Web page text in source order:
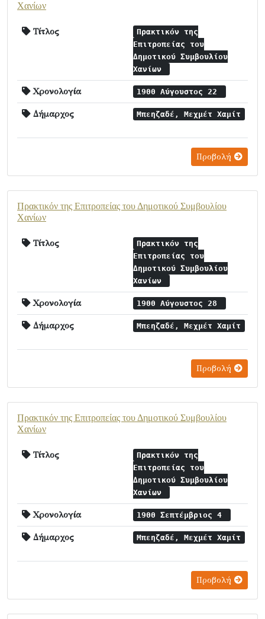
Χανίων
Τίτλος
Πρακτικόν της
Επιτροπείας του
Δημοτικού Συμβουλίου
Χανίων
Χρονολογία 1900 Αύγουστος 22
Δήμαρχος Μπεηζαδέ, Μεχμέτ Χαμίτ
Προβολή
Πρακτικόν της Επιτροπείας του Δημοτικού Συμβουλίου
Χανίων
Τίτλος
Πρακτικόν της
Επιτροπείας του
Δημοτικού Συμβουλίου
Χανίων
Χρονολογία 1900 Αύγουστος 28
Δήμαρχος Μπεηζαδέ, Μεχμέτ Χαμίτ
Προβολή
Πρακτικόν της Επιτροπείας του Δημοτικού Συμβουλίου
Χανίων
Τίτλος
Πρακτικόν της
Επιτροπείας του
Δημοτικού Συμβουλίου
Χανίων
Χρονολογία 1900 Σεπτέμβριος 4
Δήμαρχος Μπεηζαδέ, Μεχμέτ Χαμίτ
Προβολή